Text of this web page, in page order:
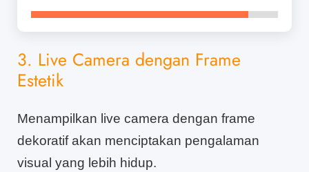
3. Live Camera dengan Frame
Estetik
Menampilkan live camera dengan frame
dekoratif akan menciptakan pengalaman
visual yang lebih hidup.